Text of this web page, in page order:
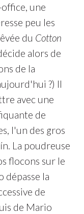
une
peu les
du Cotton
alors de
de la
?) Il
avec une
de
l'un des gros
La poudreuse
flocons sur le
dépasse la
de
de Mario